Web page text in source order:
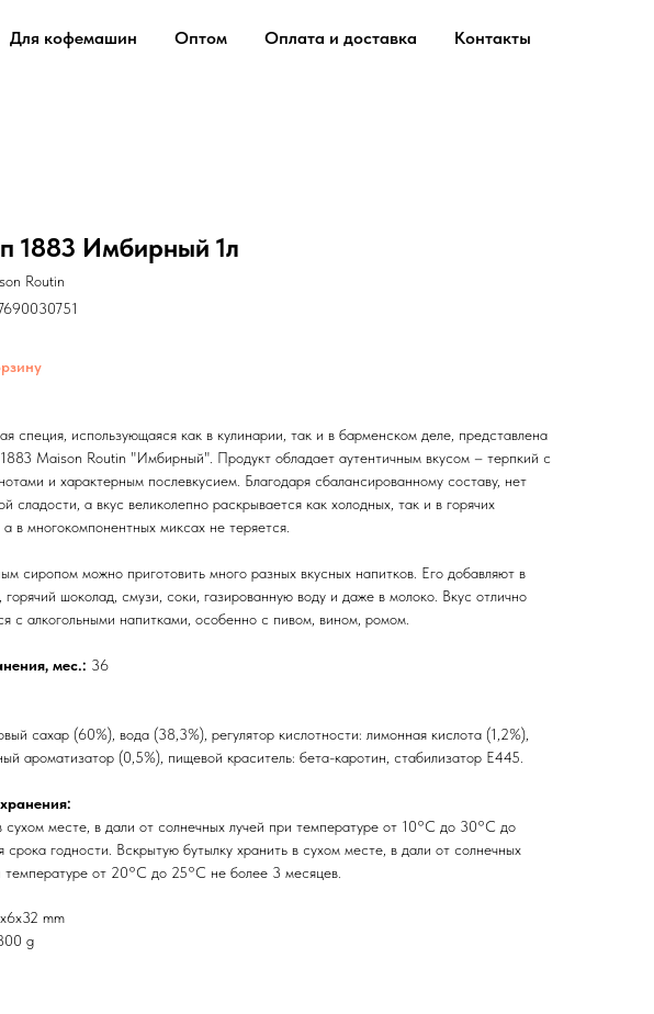
Для кофемашин Оптом Оплата и доставка Контакты
1883 Имбирный 1л
Routin
специя, использующаяся как в кулинарии, так и в барменском деле, представлена
Maison Routin "Имбирный". Продукт обладает аутентичным вкусом – терпкий с
и характерным послевкусием. Благодаря сбалансированному составу, нет
сладости, а вкус великолепно раскрывается как холодных, так и в горячих
а в многокомпонентных миксах не теряется.
сиропом можно приготовить много разных вкусных напитков. Его добавляют в
горячий шоколад, смузи, соки, газированную воду и даже в молоко. Вкус отлично
с алкогольными напитками, особенно с пивом, вином, ромом.
мес.: 36
сахар (60%), вода (38,3%), регулятор кислотности: лимонная кислота (1,2%),
ароматизатор (0,5%), пищевой краситель: бета-каротин, стабилизатор Е445.
сухом месте, в дали от солнечных лучей при температуре от 10°C до 30°C до
срока годности. Вскрытую бутылку хранить в сухом месте, в дали от солнечных
температуре от 20°C до 25°C не более 3 месяцев.
mm
g